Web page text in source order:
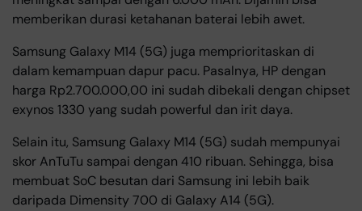
memberikan durasi ketahanan baterai lebih awet.
Samsung Galaxy M14 (5G) juga memprioritaskan di
dalam kemampuan dapur pacu. Pasalnya, HP dengan
harga Rp2.700.000,00 ini sudah dibekali dengan chipset
exynos 1330 yang sudah powerful dan irit daya.
Selain itu, Samsung Galaxy M14 (5G) sudah mempunyai
skor AnTuTu sampai dengan 410 ribuan. Sehingga, bisa
membuat SoC besutan dari Samsung ini lebih baik
daripada Dimensity 700 di Galaxy A14 (5G).